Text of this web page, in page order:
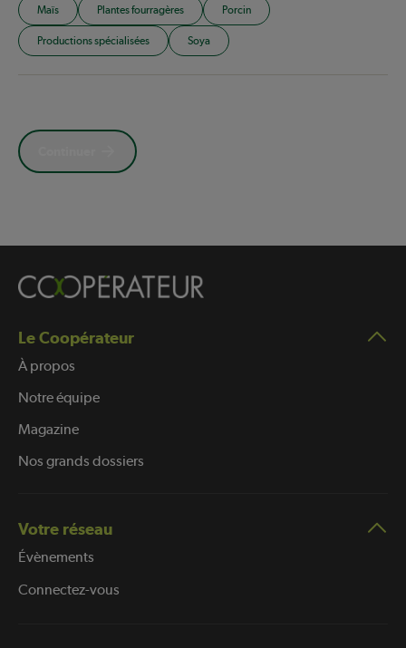
Maïs Plantes fourragères Porcin
Productions spécialisées Soya
Le Coopérateur
À propos
Notre équipe
Magazine
Nos grands dossiers
Votre réseau
Évènements
Connectez-vous